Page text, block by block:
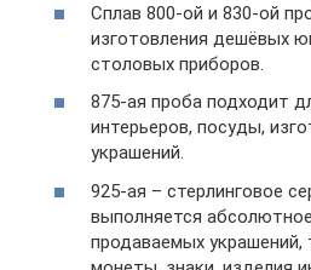
Сплав 800-ой и 830-ой
изготовления дешёвых
столовых приборов.
875-ая проба подходит
интерьеров, посуды,
украшений.
925-ая – стерлинговое
выполняется
продаваемых украшений,